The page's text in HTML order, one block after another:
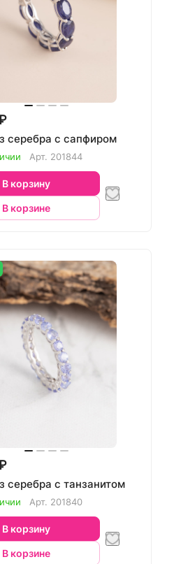
серебра с сапфиром
Арт. 201844
В корзину
В корзине
серебра с танзанитом
Арт. 201840
В корзину
В корзине